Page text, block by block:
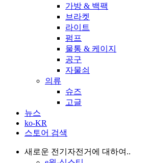
가방 & 백팩
브라켓
라이트
펌프
물통 & 케이지
공구
자물쇠
의류
슈즈
고글
뉴스
ko-KR
스토어 검색
새로운 전기자전거에 대하여..